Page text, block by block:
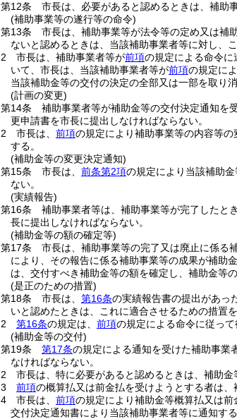
第12条
市長は、必要があると認めるときは、補助
(補助事業等の遂行等の命令)
第13条
市長は、補助事業等が法令等の定め又は補
ないと認めるときは、当該補助事業者等に対し、
2
市長は、補助事業者等が前項の規定による命令に
いて、市長は、当該補助事業者等が前項の規定に
当該補助金等の交付の決定の全部又は一部を取り
(計画の変更)
第14条
補助事業者等が補助金等の交付決定通知を
更申請書を市長に提出しなければならない。
2
市長は、 前項の規定により補助事業等の内容等
する。
(補助金等の変更決定通知)
第15条
市長は、 前条第2項の規定により当該補助
ない。
(実績報告)
第16条
補助事業者等は、補助事業等が完了したとき
長に提出しなければならない。
(補助金等の額の確定等)
第17条
市長は、補助事業等の完了又は廃止に係る
により、その報告に係る補助事業等の成果が補助
は、交付すべき補助金等の額を確定し、補助金等
(是正のための措置)
第18条
市長は、 第16条の実績報告書の提出があっ
いと認めたときは、これに適合させるための措置
2
第16条の規定は、 前項の規定による命令に従って
(補助金等の交付)
第19条
第17条の規定による通知を受けた補助事業
なければならない。
2
市長は、特に必要があると認めるときは、補助
3
前項の概算払又は前金払を受けようとする者は、
4
市長は、 前項の規定により補助金等概算払又は
交付決定通知書により当該補助事業者等に通知する